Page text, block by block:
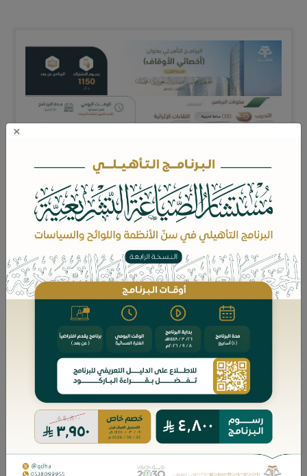
محتويات الدورة
البرنامج التأهيلي: أخصائي الأوقاف " النسخة الأولى"
1150 ريال
بيانات الدورة
×